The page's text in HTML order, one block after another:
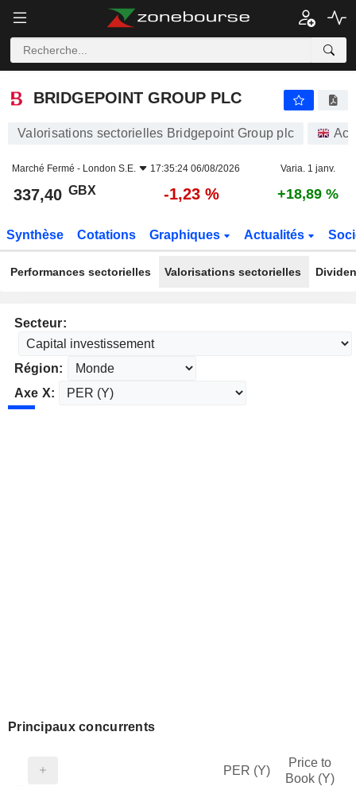
BRIDGEPOINT GROUP PLC
BRIDGEPOINT GROUP PLC
Valorisations sectorielles Bridgepoint Group plc
Marché Fermé - London S.E. 17:35:24 06/08/2026 Varia. 1 janv.
337,40 GBX -1,23 % +18,89 %
Synthèse Cotations Graphiques Actualités
Performances sectorielles Valorisations sectorielles
Secteur:
Région:
Axe X:
Principaux concurrents
PER (Y)
Price to
Book (Y)